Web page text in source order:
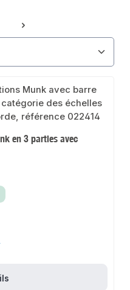
en 3 parties avec